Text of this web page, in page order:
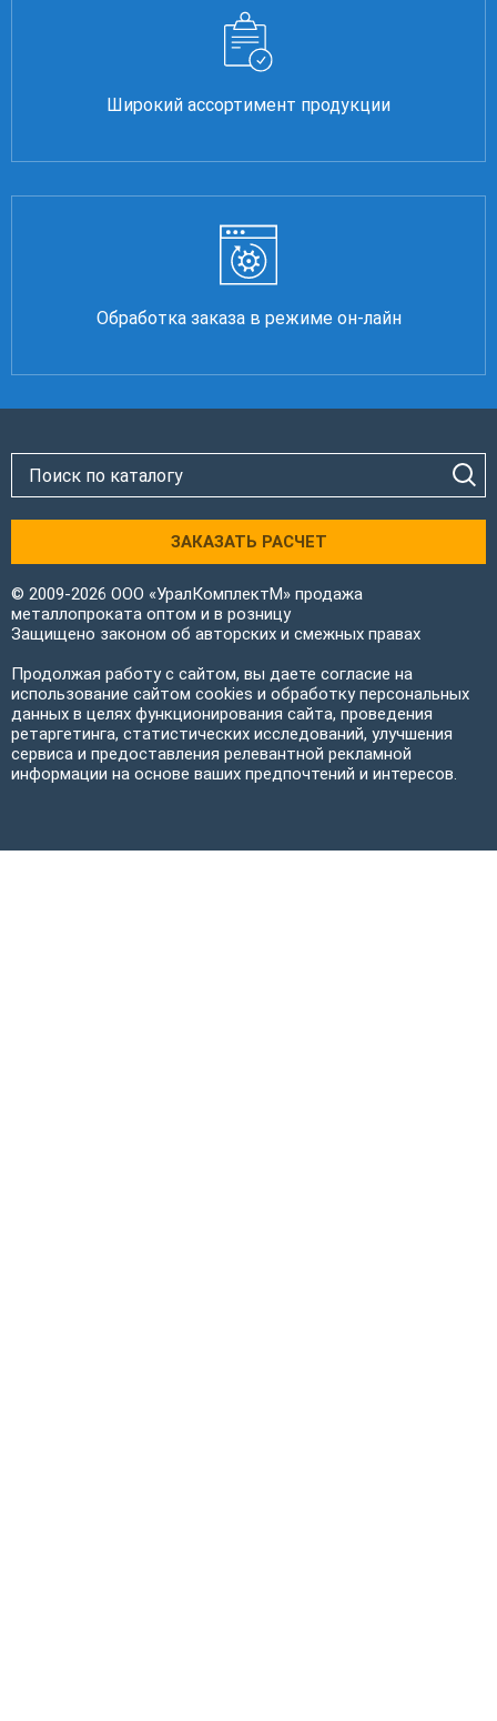
Широкий ассортимент продукции
Обработка заказа в режиме он-лайн
ЗАКАЗАТЬ РАСЧЕТ
© 2009-2026 ООО «УралКомплектМ» продажа
металлопроката оптом и в розницу
Защищено законом об авторских и смежных правах
Продолжая работу с сайтом, вы даете согласие на
использование сайтом cookies и обработку персональных
данных в целях функционирования сайта, проведения
ретаргетинга, статистических исследований, улучшения
сервиса и предоставления релевантной рекламной
информации на основе ваших предпочтений и интересов.